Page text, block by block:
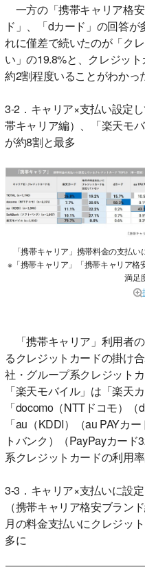
一方の「携帯キャリア格
ド」、「dカード」の回答
れに僅差で続いたのが「ク
い」の19.8%と、クレジッ
約2割程度いることがわかっ
3-2．キャリア×支払い設定
帯キャリア編）、「楽天モ
が約8割と最多
「携帯キャリア」携帯料金の支払
※「携帯キャリア」「携帯キャリア
満足
「携帯キャリア」利用者
るクレジットカードの掛け
社・グループ系クレジット
「楽天モバイル」は「楽天
「docomo（NTTドコモ）（
「au（KDDI）（au PAYカ
トバンク）（PayPayカー
系クレジットカードの利用
3-3．キャリア×支払いに設
（携帯キャリア格安ブラン
月の料金支払いにクレジッ
多に